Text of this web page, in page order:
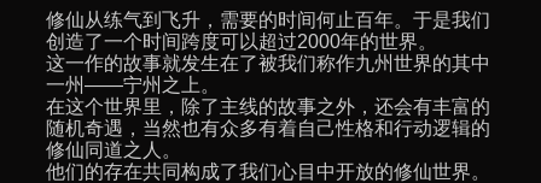
修仙从练气到飞升，需要的时间何止百年。于是我们
创造了一个时间跨度可以超过2000年的世界。
这一作的故事就发生在了被我们称作九州世界的其中
一州——宁州之上。
在这个世界里，除了主线的故事之外，还会有丰富的
随机奇遇，当然也有众多有着自己性格和行动逻辑的
修仙同道之人。
他们的存在共同构成了我们心目中开放的修仙世界。